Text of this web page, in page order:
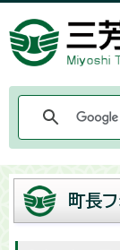
町長